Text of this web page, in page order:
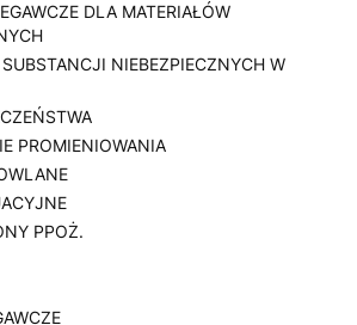
DLA MATERIAŁÓW
NIEBEZPIECZNYCH W
PROMIENIOWANIA
PPOŻ.